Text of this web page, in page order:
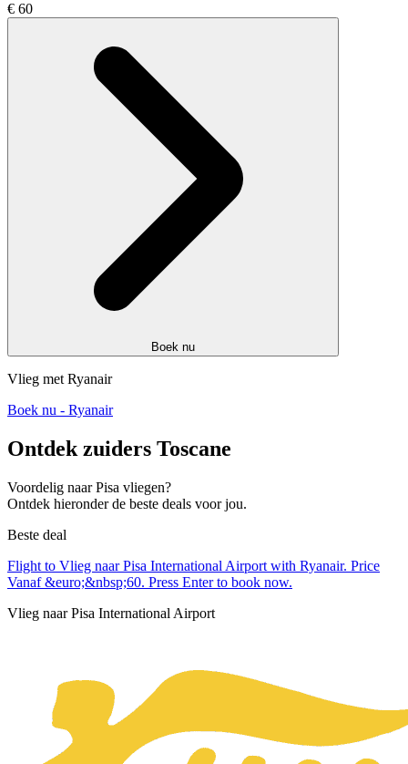
€ 60
Boek nu
Vlieg met Ryanair
Boek nu - Ryanair
Ontdek zuiders Toscane
Voordelig naar Pisa vliegen?
Ontdek hieronder de beste deals voor jou.
Beste deal
Flight to Vlieg naar Pisa International Airport with Ryanair. Price
Vanaf &euro;&nbsp;60. Press Enter to book now.
Vlieg naar Pisa International Airport